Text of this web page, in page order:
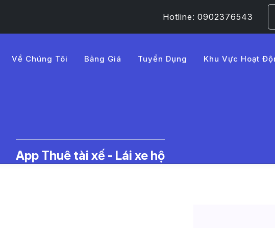
Hotline: 0902376543
Về Chúng Tôi Bảng Giá Tuyển Dụng Khu Vực Hoạt
App Thuê tài xế - Lái xe hộ
Tài Xế Lái Xe Hộ | LMD - Trang 1​